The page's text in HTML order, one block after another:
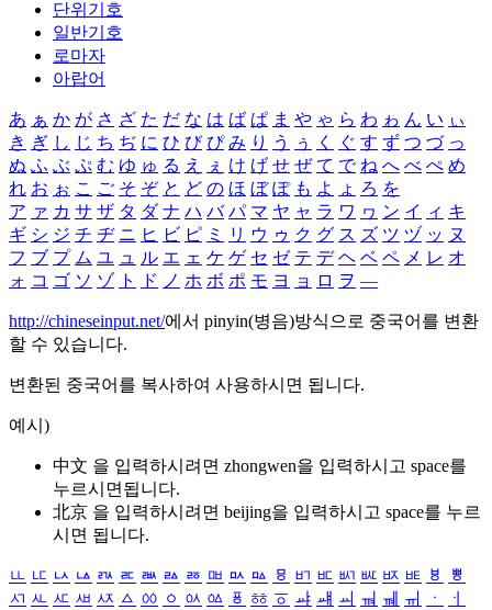
단위기호
일반기호
로마자
아랍어
あ ぁ か が さ ざ た だ な は ば ぱ ま や ゃ ら わ ゎ ん い ぃ
き ぎ し じ ち ぢ に ひ び ぴ み り う ぅ く ぐ す ず つ づ っ
ぬ ふ ぶ ぷ む ゆ ゅ る え ぇ け げ せ ぜ て で ね へ べ ぺ め
れ お ぉ こ ご そ ぞ と ど の ほ ぼ ぽ も よ ょ ろ を
ア ァ カ サ ザ タ ダ ナ ハ バ パ マ ヤ ャ ラ ワ ヮ ン イ ィ キ
ギ シ ジ チ ヂ ニ ヒ ビ ピ ミ リ ウ ゥ ク グ ス ズ ツ ヅ ッ ヌ
フ ブ プ ム ユ ュ ル エ ェ ケ ゲ セ ゼ テ デ ヘ ベ ペ メ レ オ
ォ コ ゴ ソ ゾ ト ド ノ ホ ボ ポ モ ヨ ョ ロ ヲ ―
http://chineseinput.net/에서 pinyin(병음)방식으로 중국어를 변환
할 수 있습니다.
변환된 중국어를 복사하여 사용하시면 됩니다.
예시)
中文 을 입력하시려면 zhongwen을 입력하시고 space를
누르시면됩니다.
北京 을 입력하시려면 beijing을 입력하시고 space를 누르
시면 됩니다.
ㅥ ㅦ ㅧ ㅨ ㅩ ㅪ ㅫ ㅬ ㅭ ㅮ ㅯ ㅰ ㅱ ㅲ ㅳ ㅴ ㅵ ㅶ ㅷ ㅸ
ㅹ
ㅺ ㅻ ㅼ ㅽ ㅾ ㅿ ㆀ ㆁ ㆂ ㆃ ㆄ ㆅ ㆆ ㆇ ㆈ ㆉ ㆊ ㆋ ㆌ ㆍ
ㆎ